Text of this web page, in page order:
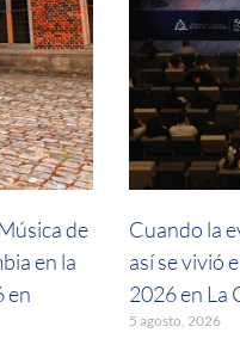
de
en la
en
Cuando la
así se vivió
2026 en La
5 agosto, 2026